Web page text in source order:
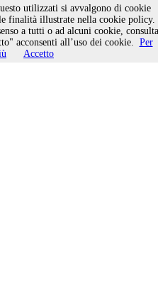
di coda in
utilizzati si avvalgono di cookie
finalità illustrate nella cookie policy.
a tutti o ad alcuni cookie, consulta
acconsenti all’uso dei cookie. Per
Accetto